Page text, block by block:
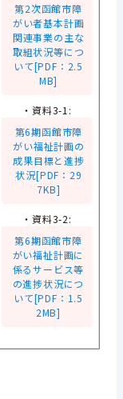
第2次函館市障
がい者基本計画
関連事業の主な
取組状況等につ
いて[PDF：2.5
MB]
・資料3-1:
第6期函館市障
がい福祉計画の
成果目標と進捗
状況[PDF：29
7KB]
・資料3-2:
第6期函館市障
がい福祉計画に
係るサービス等
の進捗状況につ
いて[PDF：1.5
2MB]